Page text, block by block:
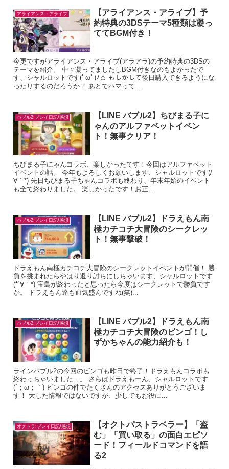
アライアンス・アライブ
【アライアンス・アライブ】予
約特典の3DSテーマ5種類は凝っ
ててBGM付き！
今更ですがアライアンス・アライブ(アラアラ)の予約特典の3DSの
テーマを紹介。 中々凝ってましたしBGM付きなのもよかったで
す、シャルロットです(ﾟωﾟ)ﾉ☆ もしかして後日購入できるようにな
ったりするのだろうか？ あとでハマって...
バブル2:プレイ日記/感想
【LINE バブル2】ちびまる子に
ゃんのアルファベットイベン
ト！無事クリア！
ちびまる子にゃんコラボ、楽しかったです！今回はアルファベット
イベントの話。 今年もよろしくお願いします、シャルロットです(/
∀｀*) 先日ちびまる子ちゃんコラボも終わり、年末年始のイベント
も全て終わりました。 楽しかったです！お正...
バブル2:プレイ日記/感想
【LINE バブル2】ドラえもん南
極カチコチ大冒険のシークレッ
ト！無事撃破！
ドラえもん南極カチコチ大冒険のシークレットイベントが開催！ 勝
負を挑まれたらやはり返り討ちにしちゃいます、シャルロットです
(*´∀｀*) 宝島が終わったと思ったら今度はシークレットで勝負です
か。 ドラえもん達も血気盛んですね(笑)...
バブル2:プレイ日記/感想
【LINE バブル2】ドラえもん南
極カチコチ大冒険のビンゴ！し
ずかちゃんの能力紹介も！
ラインバブル2の今回のビンゴも昨日で終了！ドラえもんコラボも
終わっちゃいました…。 さらばドラえもーん、シャルロットです
(´；ω；｀) ビンゴの件でたくさんのアクセスありがとうございま
す！ 大した情報ではないですが、少しでもお役に...
オクトラ:プレイ日記/感想
【オクトパストラベラー】「盗
む」「買い取る」の面白エピソ
ード！フィールドコマンドを語
る2